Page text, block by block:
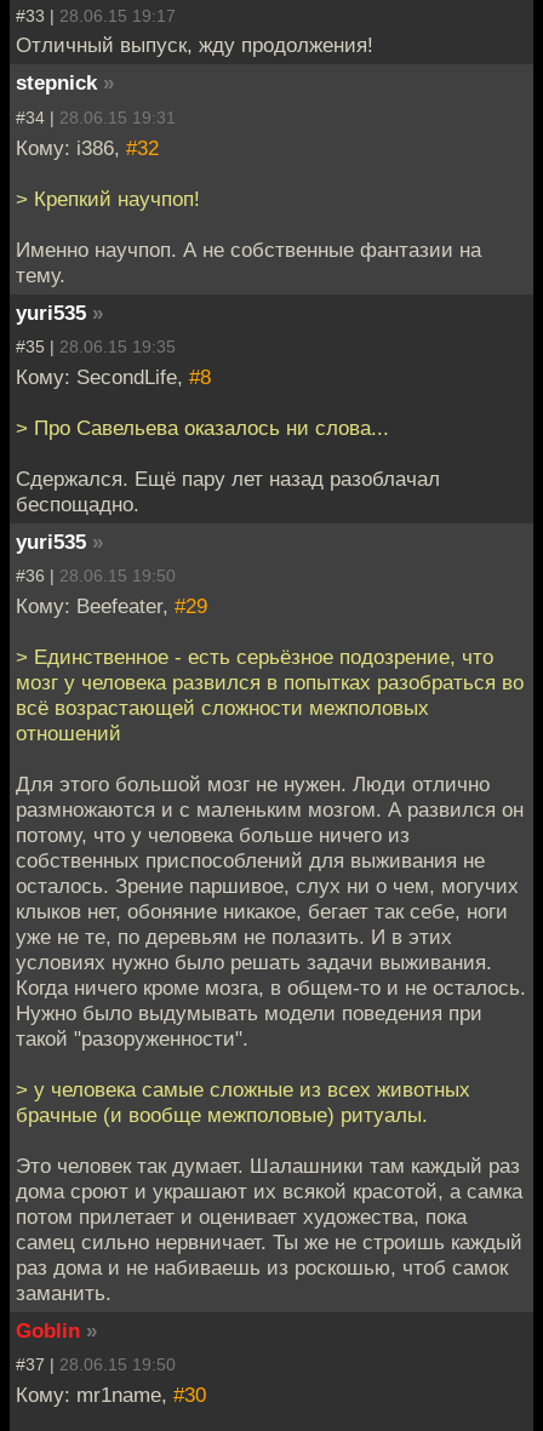
#33 | 28.06.15 19:17
Отличный выпуск, жду продолжения!
stepnick »
#34 | 28.06.15 19:31
Кому: i386, #32
> Крепкий научпоп!
Именно научпоп. А не собственные фантазии на
тему.
yuri535 »
#35 | 28.06.15 19:35
Кому: SecondLife, #8
> Про Савельева оказалось ни слова...
Сдержался. Ещё пару лет назад разоблачал
беспощадно.
yuri535 »
#36 | 28.06.15 19:50
Кому: Beefeater, #29
> Единственное - есть серьёзное подозрение, что
мозг у человека развился в попытках разобраться во
всё возрастающей сложности межполовых
отношений
Для этого большой мозг не нужен. Люди отлично
размножаются и с маленьким мозгом. А развился он
потому, что у человека больше ничего из
собственных приспособлений для выживания не
осталось. Зрение паршивое, слух ни о чем, могучих
клыков нет, обоняние никакое, бегает так себе, ноги
уже не те, по деревьям не полазить. И в этих
условиях нужно было решать задачи выживания.
Когда ничего кроме мозга, в общем-то и не осталось.
Нужно было выдумывать модели поведения при
такой "разоруженности".
> у человека самые сложные из всех животных
брачные (и вообще межполовые) ритуалы.
Это человек так думает. Шалашники там каждый раз
дома сроют и украшают их всякой красотой, а самка
потом прилетает и оценивает художества, пока
самец сильно нервничает. Ты же не строишь каждый
раз дома и не набиваешь из роскошью, чтоб самок
заманить.
Goblin »
#37 | 28.06.15 19:50
Кому: mr1name, #30